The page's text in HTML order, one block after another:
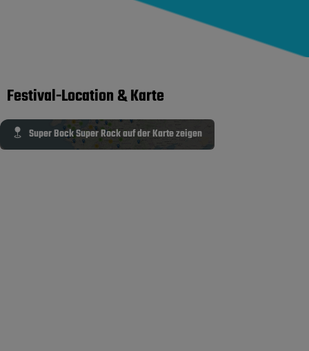
Festival-Location & Karte
Super Bock Super Rock auf der Karte zeigen